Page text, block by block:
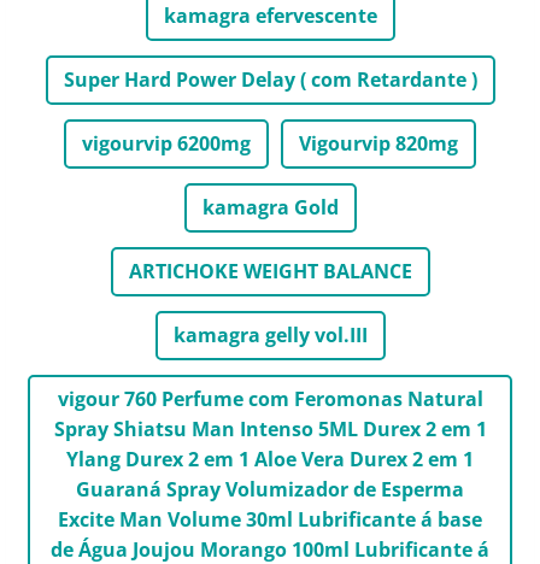
kamagra efervescente
Super Hard Power Delay ( com Retardante )
vigourvip 6200mg Vigourvip 820mg
kamagra Gold
ARTICHOKE WEIGHT BALANCE
kamagra gelly vol.III
vigour 760 Perfume com Feromonas Natural
Spray Shiatsu Man Intenso 5ML Durex 2 em 1
Ylang Durex 2 em 1 Aloe Vera Durex 2 em 1
Guaraná Spray Volumizador de Esperma
Excite Man Volume 30ml Lubrificante á base
de Água Joujou Morango 100ml Lubrificante á